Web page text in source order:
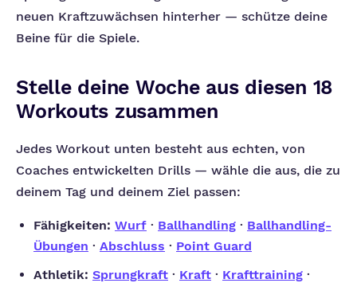
neuen Kraftzuwächsen hinterher — schütze deine
Beine für die Spiele.
Stelle deine Woche aus diesen 18
Workouts zusammen
Jedes Workout unten besteht aus echten, von
Coaches entwickelten Drills — wähle die aus, die zu
deinem Tag und deinem Ziel passen:
Fähigkeiten: Wurf · Ballhandling · Ballhandling-
Übungen · Abschluss · Point Guard
Athletik: Sprungkraft · Kraft · Krafttraining ·